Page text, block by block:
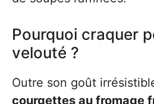
Pourquoi craquer
velouté ?
Outre son goût
courgettes au fromage